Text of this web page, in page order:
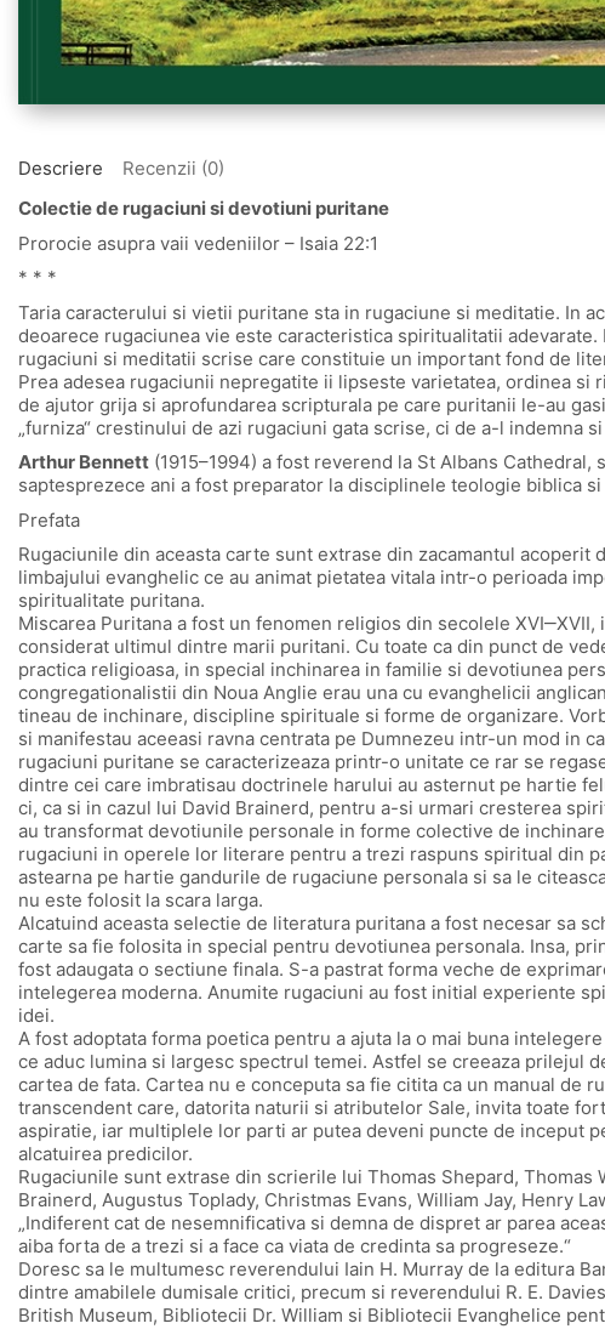
Descriere
Recenzii (0)
Colectie de rugaciuni si devotiuni puritane
Prorocie asupra vaii vedeniilor – Isaia 22:1
* * *
Taria caracterului si vietii puritane sta in rugaciune si meditatie. In
deoarece rugaciunea vie este caracteristica spiritualitatii
rugaciuni si meditatii scrise care constituie un important fond de
Prea adesea rugaciunii nepregatite ii lipseste varietatea, ordinea
de ajutor grija si aprofundarea scripturala pe care puritanii le-au
„furniza“ crestinului de azi rugaciuni gata scrise, ci de a-l indemna
Arthur Bennett (1915–1994) a fost reverend la St Albans
saptesprezece ani a fost preparator la disciplinele teologie biblica
Prefata
Rugaciunile din aceasta carte sunt extrase din zacamantul
limbajului evanghelic ce au animat pietatea vitala intr-o perioada
spiritualitate puritana.
Miscarea Puritana a fost un fenomen religios din secolele
considerat ultimul dintre marii puritani. Cu toate ca din punct de
practica religioasa, in special inchinarea in familie si devotiunea
congregationalistii din Noua Anglie erau una cu evanghelicii
tineau de inchinare, discipline spirituale si forme de organizare.
si manifestau aceeasi ravna centrata pe Dumnezeu intr-un mod in
rugaciuni puritane se caracterizeaza printr-o unitate ce rar se
dintre cei care imbratisau doctrinele harului au asternut pe hartie
ci, ca si in cazul lui David Brainerd, pentru a-si urmari cresterea
au transformat devotiunile personale in forme colective de
rugaciuni in operele lor literare pentru a trezi raspuns spiritual din
astearna pe hartie gandurile de rugaciune personala si sa le
nu este folosit la scara larga.
Alcatuind aceasta selectie de literatura puritana a fost necesar sa
carte sa fie folosita in special pentru devotiunea personala. Insa,
fost adaugata o sectiune finala. S-a pastrat forma veche de
intelegerea moderna. Anumite rugaciuni au fost initial experiente
idei.
A fost adoptata forma poetica pentru a ajuta la o mai buna
ce aduc lumina si largesc spectrul temei. Astfel se creeaza prilejul
cartea de fata. Cartea nu e conceputa sa fie citita ca un manual de
transcendent care, datorita naturii si atributelor Sale, invita toate
aspiratie, iar multiplele lor parti ar putea deveni puncte de inceput
alcatuirea predicilor.
Rugaciunile sunt extrase din scrierile lui Thomas Shepard, Thomas
Brainerd, Augustus Toplady, Christmas Evans, William Jay, Henry
„Indiferent cat de nesemnificativa si demna de dispret ar parea
aiba forta de a trezi si a face ca viata de credinta sa progreseze.“
Doresc sa le multumesc reverendului Iain H. Murray de la editura
dintre amabilele dumisale critici, precum si reverendului R. E.
British Museum, Bibliotecii Dr. William si Bibliotecii Evanghelice